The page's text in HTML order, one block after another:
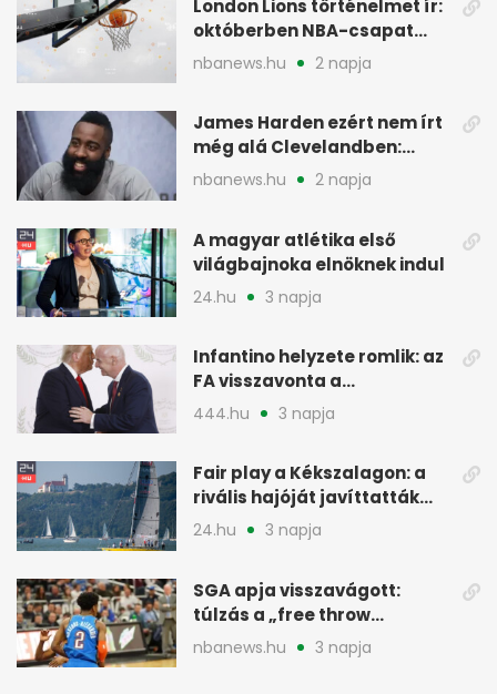
London Lions történelmet ír:
októberben NBA-csapat
ellen lép pályára
nbanews.hu 2 napja
James Harden ezért nem írt
még alá Clevelandben:
pénzügyi okok
nbanews.hu 2 napja
A magyar atlétika első
világbajnoka elnöknek indul
24.hu 3 napja
Infantino helyzete romlik: az
FA visszavonta a
támogatását, jöhet a
444.hu 3 napja
Fair play a Kékszalagon: a
rivális hajóját javíttatták
meg
24.hu 3 napja
SGA apja visszavágott:
túlzás a „free throw
merchant” címke?
nbanews.hu 3 napja